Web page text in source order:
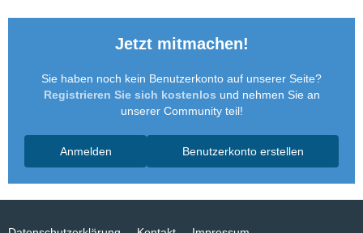
Jetzt mitmachen!
Sie haben noch kein Benutzerkonto auf unserer Seite?
Registrieren Sie sich kostenlos und nehmen Sie an
unserer Community teil!
Benutzerkonto erstellen
Anmelden